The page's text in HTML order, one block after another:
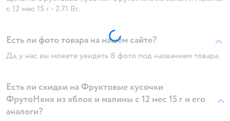
с 12 мес 15 г - 2.71 Br.
Есть ли фото товара на нашем сайте?
Да, у нас вы можете увидеть 8 фото под названием товара.
Есть ли скидки на Фруктовые кусочки
ФрутоНяня из яблок и малины с 12 мес 15 г и его
аналоги?